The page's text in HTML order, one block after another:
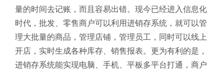
量的时间去记账，而且容易出错。现今已经进入信息化
时代，批发、零售商户可以利用进销存系统，就可以管
理大批量的商品，管理店铺，管理员工，同时可以线上
开店，实时生成各种库存、销售报表。更为有利的是，
进销存系统能实现电脑、手机、平板多平台打通，商户